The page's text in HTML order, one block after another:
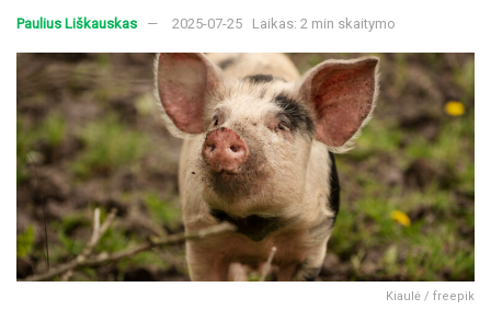
Paulius Liškauskas 2025-07-25 Laikas: 2 min skaitymo
Kiaulė / freepik